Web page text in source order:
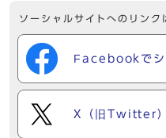
ソーシャルサイトへのリンク
Facebookでシ
X（旧Twitter